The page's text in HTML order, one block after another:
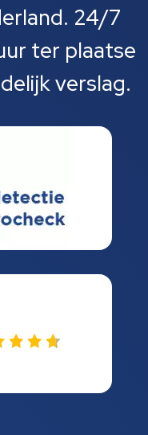
24/7
ter plaatse
verslag.